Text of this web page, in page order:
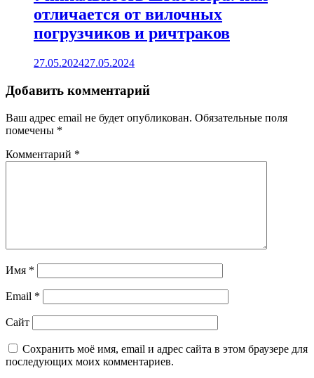
отличается от вилочных
погрузчиков и ричтраков
27.05.202427.05.2024
Добавить комментарий
Ваш адрес email не будет опубликован. Обязательные поля
помечены *
Комментарий *
Имя *
Email *
Сайт
Сохранить моё имя, email и адрес сайта в этом браузере для
последующих моих комментариев.